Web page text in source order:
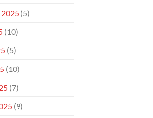
2025 (5)
(10)
(5)
(10)
(7)
(9)